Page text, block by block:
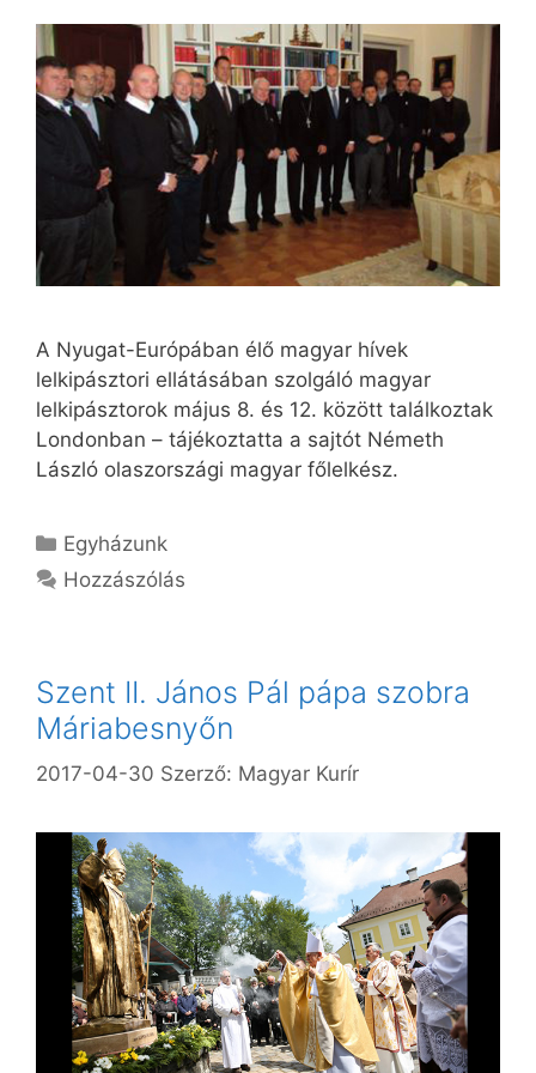
A Nyugat-Európában élő magyar hívek
lelkipásztori ellátásában szolgáló magyar
lelkipásztorok május 8. és 12. között találkoztak
Londonban – tájékoztatta a sajtót Németh
László olaszországi magyar főlelkész.
Kategória
Egyházunk
Hozzászólás
Szent II. János Pál pápa szobra
Máriabesnyőn
2017-04-30 Szerző: Magyar Kurír